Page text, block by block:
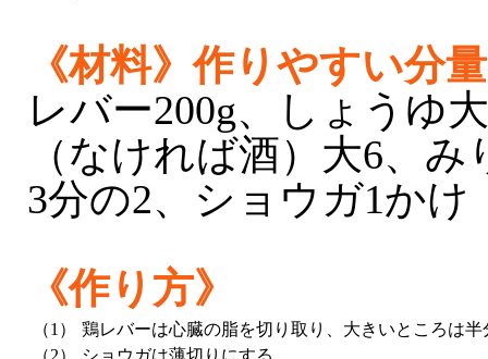
《材料》作りやすい分量
レバー200g、しょうゆ
（なければ酒）大6、
3分の2、ショウガ1かけ
《作り方》
（1）
鶏レバーは心臓の脂を切り取り、大きいところは半
（2）
ショウガは薄切りにする。